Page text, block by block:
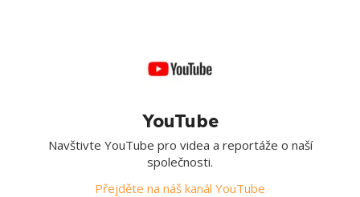
YouTube
Navštivte YouTube pro videa a reportáže o naší
společnosti.
Přejděte na náš kanál YouTube